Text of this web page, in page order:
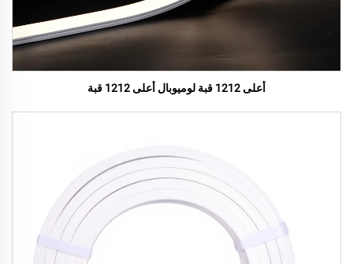
أعلى 1212 قبة لوميوبال أعلى 1212 قبة